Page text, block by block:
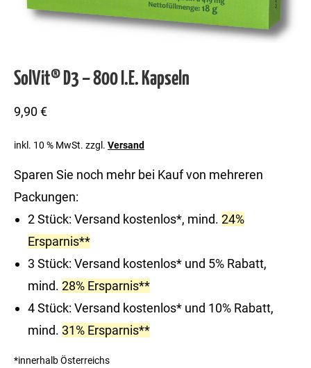
SolVit® D3 – 800 I.E. Kapseln
9,90€
inkl. 10 % MwSt. zzgl. Versand
Sparen Sie noch mehr bei Kauf von mehreren
Packungen:
2 Stück: Versand kostenlos*, mind. 24%
Ersparnis**
3 Stück: Versand kostenlos* und 5% Rabatt,
mind. 28% Ersparnis**
4 Stück: Versand kostenlos* und 10% Rabatt,
mind. 31% Ersparnis**
*innerhalb Österreichs